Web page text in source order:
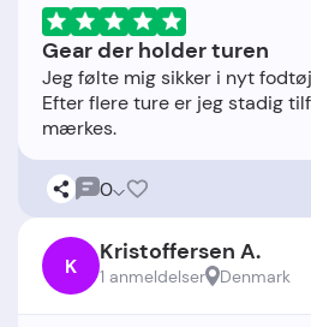
Gear der holder turen
Jeg følte mig sikker i nyt
Efter flere ture er jeg stadig
0
K Kristoffersen A.
1 anmeldelser Denmark